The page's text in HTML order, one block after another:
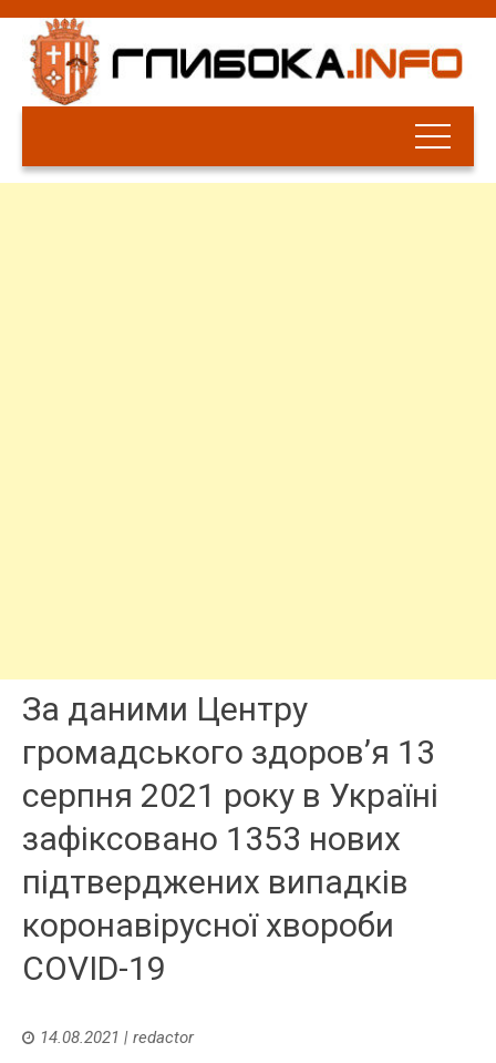
За даними Центру
громадського здоров’я 13
серпня 2021 року в Україні
зафіксовано 1353 нових
підтверджених випадків
коронавірусної хвороби
COVID-19
14.08.2021 | redactor